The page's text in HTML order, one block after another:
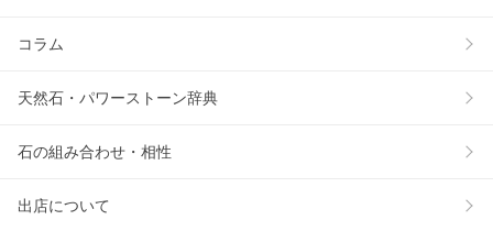
コラム
天然石・パワーストーン辞典
石の組み合わせ・相性
出店について